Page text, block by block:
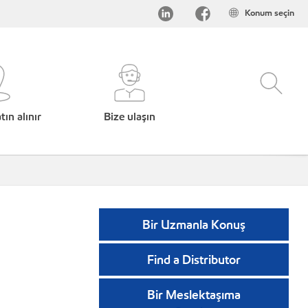
Konum seçin
alınır Bize ulaşın
Bir Uzmanla Konuş
Find a Distributor
Bir Meslektaşıma